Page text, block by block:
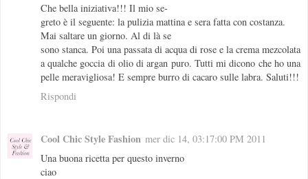
Che bella iniziativa!!! Il mio se-
greto è il seguente: la pulizia mattina e sera fatta con costanza.
Mai saltare un giorno. Al di là se
sono stanca. Poi una passata di acqua di rose e la crema mezcolata
a qualche goccia di olio di argan puro. Tutti mi dicono che ho una
pelle meravigliosa! E sempre burro di cacaro sulle labra. Saluti!!!
Rispondi
Cool Chic Style Fashion mer dic 14, 03:17:00 PM 2011
Una buona ricetta per questo inverno
ciao